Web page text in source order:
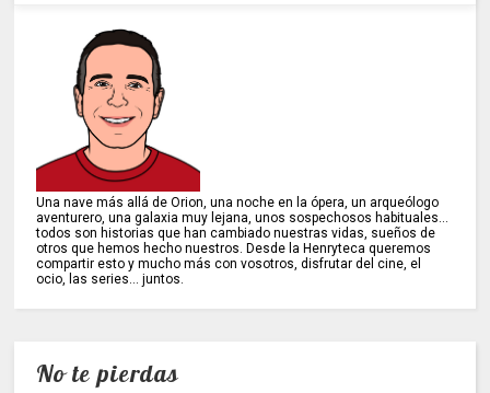
Una nave más allá de Orion, una noche en la ópera, un arqueólogo
aventurero, una galaxia muy lejana, unos sospechosos habituales...
todos son historias que han cambiado nuestras vidas, sueños de
otros que hemos hecho nuestros. Desde la Henryteca queremos
compartir esto y mucho más con vosotros, disfrutar del cine, el
ocio, las series... juntos.
No te pierdas